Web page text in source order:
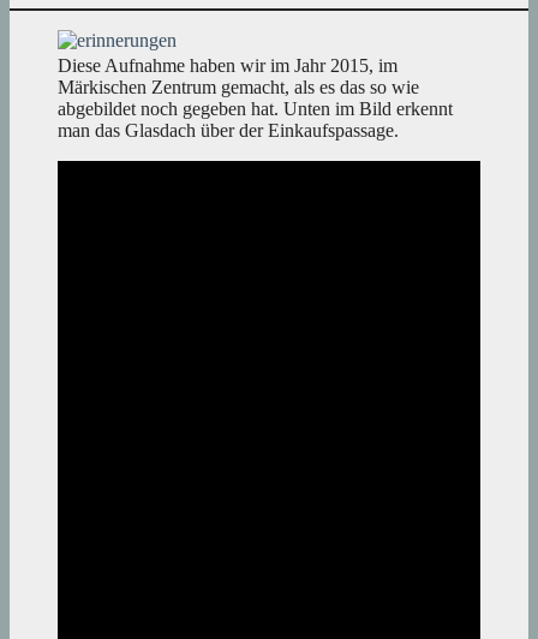
Diese Aufnahme haben wir im Jahr 2015, im
Märkischen Zentrum gemacht, als es das so wie
abgebildet noch gegeben hat. Unten im Bild erkennt
man das Glasdach über der Einkaufspassage.